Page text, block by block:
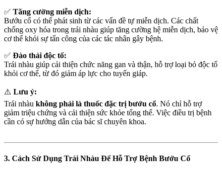
✅ Tăng cường miễn dịch:
Bướu cổ có thể phát sinh từ các vấn đề tự miễn dịch. Các chất
chống oxy hóa trong trái nhàu giúp tăng cường hệ miễn dịch, bảo vệ
cơ thể khỏi sự tấn công của các tác nhân gây bệnh.
✅ Đào thải độc tố:
Trái nhàu giúp cải thiện chức năng gan và thận, hỗ trợ loại bỏ độc tố
khỏi cơ thể, từ đó giảm áp lực cho tuyến giáp.
⚠️ Lưu ý:
Trái nhàu không phải là thuốc đặc trị bướu cổ. Nó chỉ hỗ trợ
giảm triệu chứng và cải thiện sức khỏe tổng thể. Việc điều trị bệnh
cần có sự hướng dẫn của bác sĩ chuyên khoa.
3. Cách Sử Dụng Trái Nhàu Để Hỗ Trợ Bệnh Bướu Cổ